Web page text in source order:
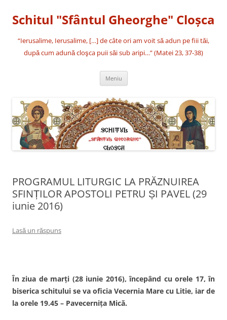
conținut
Schitul "Sfântul Gheorghe" Cloşca
“Ierusalime, Ierusalime, […] de câte ori am voit să adun pe fiii tăi,
după cum adună cloşca puii săi sub aripi…” (Matei 23, 37-38)
Meniu
PROGRAMUL LITURGIC LA PRĂZNUIREA
SFINȚILOR APOSTOLI PETRU ȘI PAVEL (29
iunie 2016)
Lasă un răspuns
În ziua de marți (28 iunie 2016), începând cu orele 17, în
biserica schitului se va oficia Vecernia Mare cu Litie, iar de
la orele 19.45 – Pavecernița Mică.